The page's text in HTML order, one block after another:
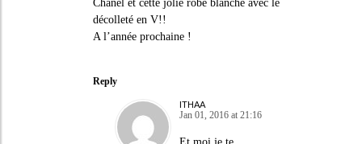
Chanel et cette jolie robe blanche avec le
décolleté en V!!
A l’année prochaine !
Reply
ITHAA
Jan 01, 2016 at 21:16